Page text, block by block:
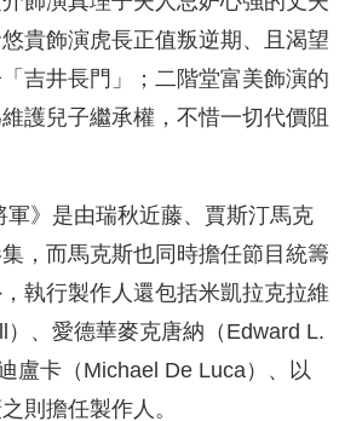
悠貴飾演虎長正值叛逆期、且渴望
吉井長門」；二階堂富美飾演的
維護兒子繼承權，不惜一切代價阻
軍》是由瑞秋近藤、賈斯汀馬克
，而馬克斯也同時擔任節目統籌
執行製作人還包括米凱拉克拉維
、愛德華麥克唐納（Edward L.
盧卡（Michael De Luca）、以
則擔任製作人。